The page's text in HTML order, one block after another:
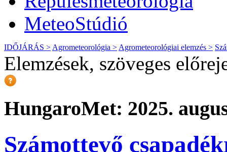
MeteoStúdió
IDŐJÁRÁS > Agrometeorológia > Agrometeorológiai elemzés >
Elemzések, szöveges
HungaroMet: 2025.
Számottevő